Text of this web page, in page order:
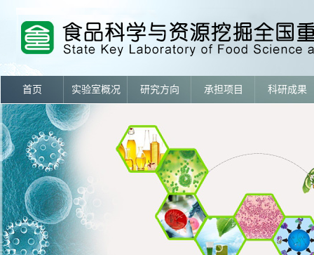
首页 实验室概况 研究方向 承担项目 科研成果